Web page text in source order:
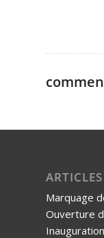
Marquage
Ouverture